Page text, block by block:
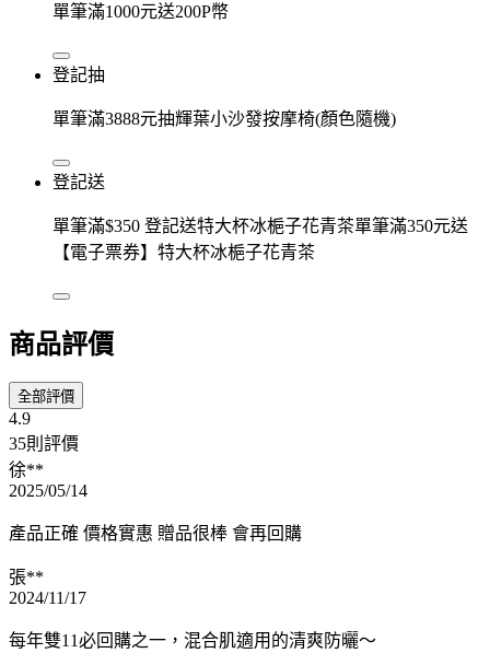
單筆滿1000元送200P幣
登記抽
單筆滿3888元抽輝葉小沙發按摩椅(顏色隨機)
登記送
單筆滿$350 登記送特大杯冰梔子花青茶單筆滿350元送
【電子票券】特大杯冰梔子花青茶
商品評價
全部評價
4.9
35則評價
徐**
2025/05/14
產品正確 價格實惠 贈品很棒 會再回購
張**
2024/11/17
每年雙11必回購之一，混合肌適用的清爽防曬～